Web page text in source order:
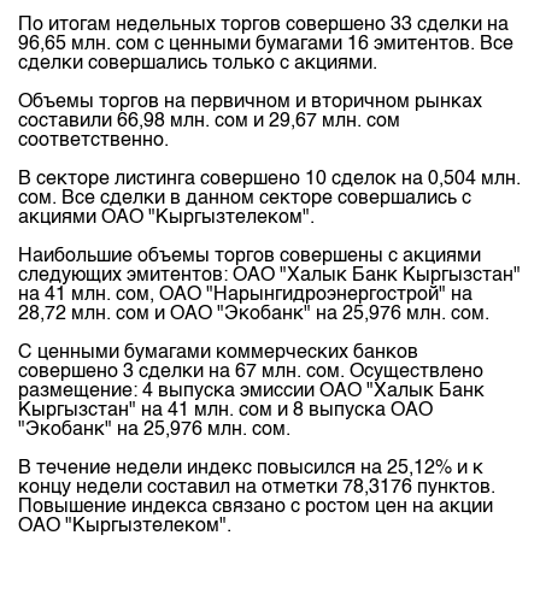
Общая информация
Акционеры
Руководство
Внутренний аудитор
Комитеты
Участники торгов
Наши партнеры
Cтратегия развития
Корпоративные документы
Контакты
Направления
Товарно-сырьевой сектор
Листинг
Тарифы
Финансовый рынок KG
Пресс-клуб
25 лет ЗАО КФБ
Нормативная база
Биржевая деятельность
Депозитарная деятельность
Центр раскрытия информации
Статистика торгов
Итоги последних торгов
Архив торгов
Индекс и Капитализация
Котировки по ЦБ
Котировки по драг. металлам
Расписание аукционов по ГЦБ
Результаты аукционов ГЦБ
Объем ГЦБ в обращении
Результаты аукционов по депозитам
Учебный центр
Общая информация
План работы на год
По итогам недельных торгов совершено 33 сделки на
96,65 млн. сом с ценными бумагами 16 эмитентов. Все
сделки совершались только с акциями.
Объемы торгов на первичном и вторичном рынках
составили 66,98 млн. сом и 29,67 млн. сом
соответственно.
В секторе листинга совершено 10 сделок на 0,504 млн.
сом. Все сделки в данном секторе совершались с
акциями ОАО "Кыргызтелеком".
Наибольшие объемы торгов совершены с акциями
следующих эмитентов: ОАО "Халык Банк Кыргызстан"
на 41 млн. сом, ОАО "Нарынгидроэнергострой" на
28,72 млн. сом и ОАО "Экобанк" на 25,976 млн. сом.
С ценными бумагами коммерческих банков
совершено 3 сделки на 67 млн. сом. Осуществлено
размещение: 4 выпуска эмиссии ОАО "Халык Банк
Кыргызстан" на 41 млн. сом и 8 выпуска ОАО
"Экобанк" на 25,976 млн. сом.
В течение недели индекс повысился на 25,12% и к
концу недели составил на отметки 78,3176 пунктов.
Повышение индекса связано с ростом цен на акции
ОАО "Кыргызтелеком".